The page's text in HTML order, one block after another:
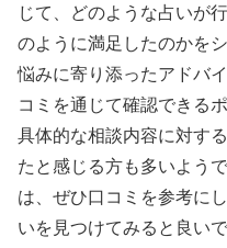
じて、どのような占いが
のように満足したのかを
悩みに寄り添ったアドバ
コミを通じて確認できる
具体的な相談内容に対す
たと感じる方も多いよう
は、ぜひ口コミを参考に
いを見つけてみると良い